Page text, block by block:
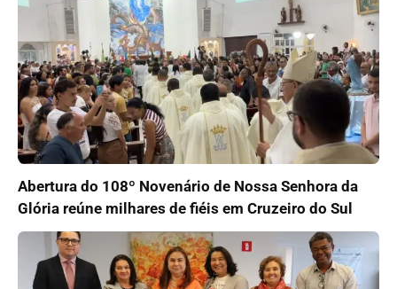
Abertura do 108º Novenário de Nossa Senhora da
Glória reúne milhares de fiéis em Cruzeiro do Sul